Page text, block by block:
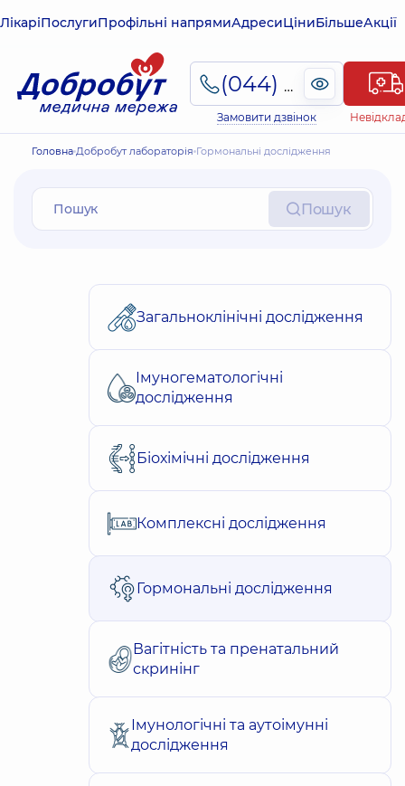
ЛікаріПослугиПрофільні напрямиАдресиЦіниБільшеАкції
(044) 495-2-888
Замовити дзвінок
Головна Добробут лабораторія Гормональні дослідження
Пошук
Загальноклінічні дослідження
Імуногематологічні
дослідження
Біохімічні дослідження
Комплексні дослідження
Гормональні дослідження
Вагітність та пренатальний
скринінг
Імунологічні та аутоімунні
дослідження